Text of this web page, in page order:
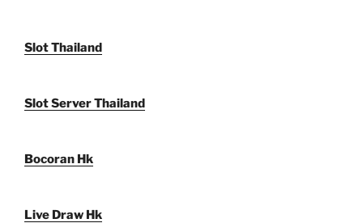
Slot Thailand
Slot Server Thailand
Bocoran Hk
Live Draw Hk